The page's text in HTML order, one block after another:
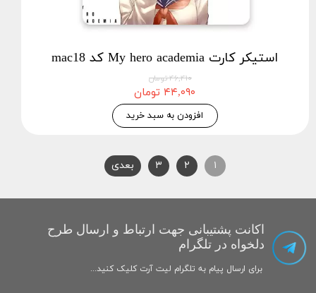
استیکر کارت My hero academia کد mac18
۴۶,۴۱۰ تومان
۴۴,۰۹۰ تومان
افزودن به سبد خرید
۱ ۲ ۳ بعدی
اکانت پشتیبانی جهت ارتباط و ارسال طرح
دلخواه در تلگرام
برای ارسال پیام به تلگرام لیت آرت کلیک کنید...